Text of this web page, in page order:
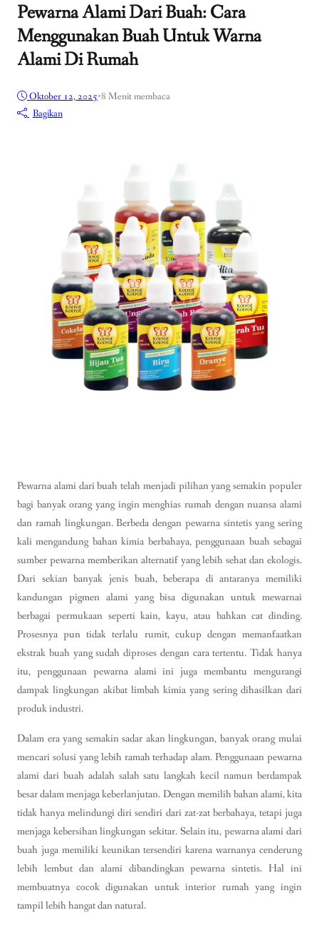
Pewarna Alami Dari Buah: Cara
Menggunakan Buah Untuk Warna
Alami Di Rumah
Oktober 12, 2025•8 Menit membaca
Bagikan
Pewarna alami dari buah telah menjadi pilihan yang semakin populer
bagi banyak orang yang ingin menghias rumah dengan nuansa alami
dan ramah lingkungan. Berbeda dengan pewarna sintetis yang sering
kali mengandung bahan kimia berbahaya, penggunaan buah sebagai
sumber pewarna memberikan alternatif yang lebih sehat dan ekologis.
Dari sekian banyak jenis buah, beberapa di antaranya memiliki
kandungan pigmen alami yang bisa digunakan untuk mewarnai
berbagai permukaan seperti kain, kayu, atau bahkan cat dinding.
Prosesnya pun tidak terlalu rumit, cukup dengan memanfaatkan
ekstrak buah yang sudah diproses dengan cara tertentu. Tidak hanya
itu, penggunaan pewarna alami ini juga membantu mengurangi
dampak lingkungan akibat limbah kimia yang sering dihasilkan dari
produk industri.
Dalam era yang semakin sadar akan lingkungan, banyak orang mulai
mencari solusi yang lebih ramah terhadap alam. Penggunaan pewarna
alami dari buah adalah salah satu langkah kecil namun berdampak
besar dalam menjaga keberlanjutan. Dengan memilih bahan alami, kita
tidak hanya melindungi diri sendiri dari zat-zat berbahaya, tetapi juga
menjaga kebersihan lingkungan sekitar. Selain itu, pewarna alami dari
buah juga memiliki keunikan tersendiri karena warnanya cenderung
lebih lembut dan alami dibandingkan pewarna sintetis. Hal ini
membuatnya cocok digunakan untuk interior rumah yang ingin
tampil lebih hangat dan natural.